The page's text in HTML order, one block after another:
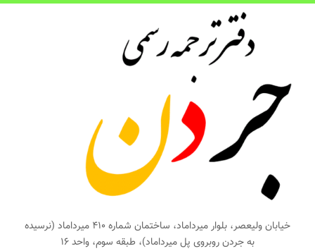
رها
خیابان ولیعصر، بلوار میرداماد، ساختمان شماره ۴۱۰ میرداماد (نرسیده
به جردن روبروی پل میرداماد)، طبقه سوم، واحد ۱۶